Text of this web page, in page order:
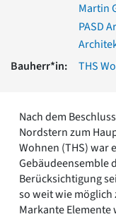
Impressum
Datenschutz
Suchbegriff eingeben
Martin
PASD
Bauherr*in:
THS
Nach dem
Nordstern zum
Wohnen (THS) war
Gebäudeensemble
Berücksichtigung
so weit wie möglich
Markante Elemente